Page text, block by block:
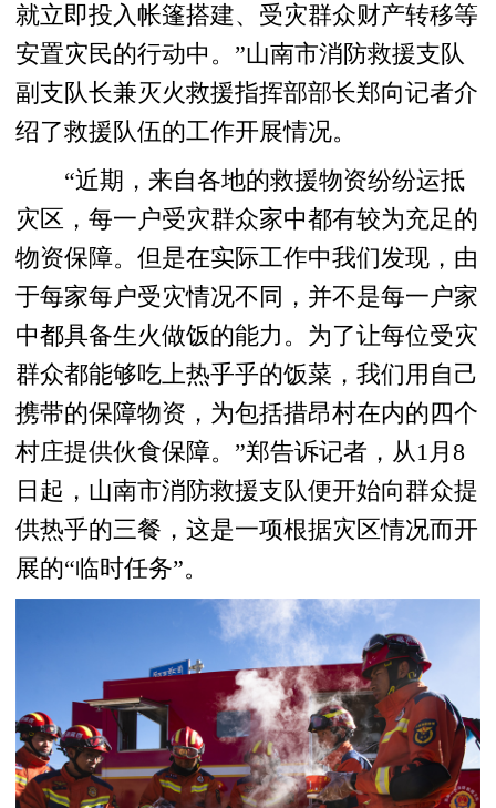
就立即投入帐篷搭建、受灾群众财产转移等
安置灾民的行动中。”山南市消防救援支队
副支队长兼灭火救援指挥部部长郑向记者介
绍了救援队伍的工作开展情况。
“近期，来自各地的救援物资纷纷运抵
灾区，每一户受灾群众家中都有较为充足的
物资保障。但是在实际工作中我们发现，由
于每家每户受灾情况不同，并不是每一户家
中都具备生火做饭的能力。为了让每位受灾
群众都能够吃上热乎乎的饭菜，我们用自己
携带的保障物资，为包括措昂村在内的四个
村庄提供伙食保障。”郑告诉记者，从1月8
日起，山南市消防救援支队便开始向群众提
供热乎的三餐，这是一项根据灾区情况而开
展的“临时任务”。